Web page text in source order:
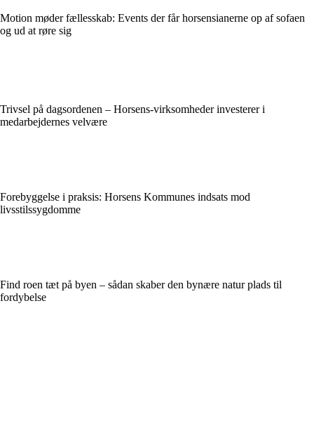
Motion møder fællesskab: Events der får horsensianerne op af sofaen
og ud at røre sig
Trivsel på dagsordenen – Horsens-virksomheder investerer i
medarbejdernes velvære
Forebyggelse i praksis: Horsens Kommunes indsats mod
livsstilssygdomme
Find roen tæt på byen – sådan skaber den bynære natur plads til
fordybelse